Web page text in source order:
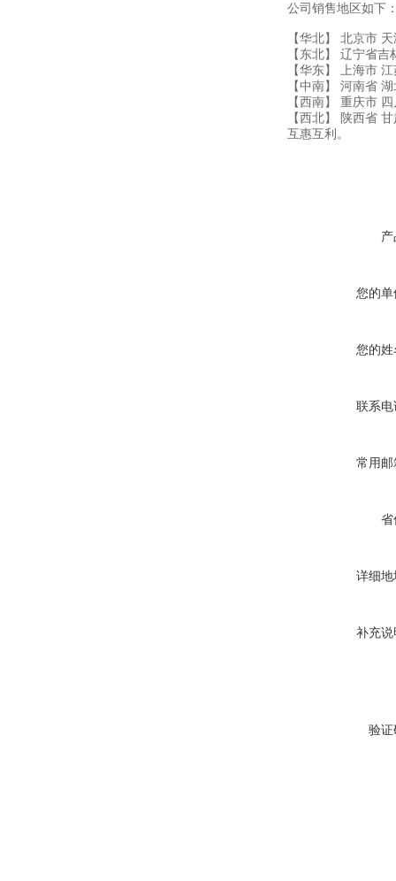
公司销售地区如下
【华北】 北京市
【东北】 辽宁省
【华东】 上海市
【中南】 河南省
【西南】 重庆市
【西北】 陕西省
互惠互利。
您的单
您的姓
联系电
常用邮
省
详细地
补充说
验证